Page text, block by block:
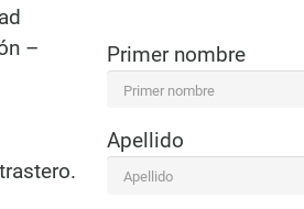
–
Primer nombre
Apellido